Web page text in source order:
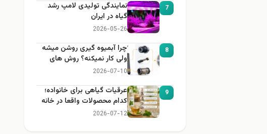
7
نمایندگی تولیدی لامپ رشد
گیاه در ایران
2026-05-26
8
چرا آبمیوه گیری روشن میشه
ولی کار نمیکنه؟ روش های
عیب یابی
2026-07-10
9
عرقیات گیاهی برای خانواده؛
کدام محصولات واقعا در خانه
کاربرد دارند؟
2026-07-12